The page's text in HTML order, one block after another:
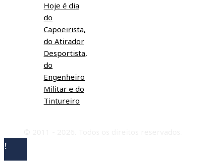
Hoje é dia
do
Capoeirista,
do Atirador
Desportista,
do
Engenheiro
Militar e do
Tintureiro